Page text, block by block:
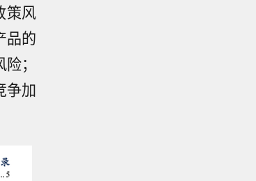
策风
品的
；
争加